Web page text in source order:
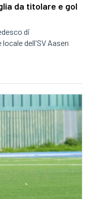
da titolare e gol
di
dell'SV Aasen